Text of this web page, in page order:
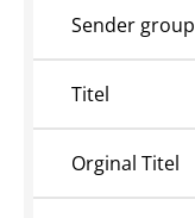
Sender group
Titel
Orginal Titel